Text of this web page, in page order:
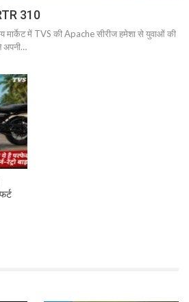
310
मार्केट में TVS की Apache सीरीज हमेशा से युवाओं की
अपनी…